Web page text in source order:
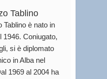
Tablino
Tablino è nato in
1946. Coniugato,
si è diplomato
in Alba nel
1969 al 2004 ha